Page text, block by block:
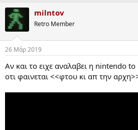
milntov
Retro Member
26 Μάρ 2019
Αν και το ειχε αναλαβει η nintendo
οτι φαινεται <<φτου κι απ την